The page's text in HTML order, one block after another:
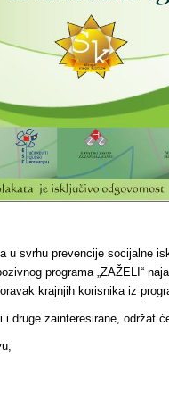
u svrhu prevencije socijalne
programa „ZAŽELI“
krajnjih korisnika iz
druge zainteresirane, održat